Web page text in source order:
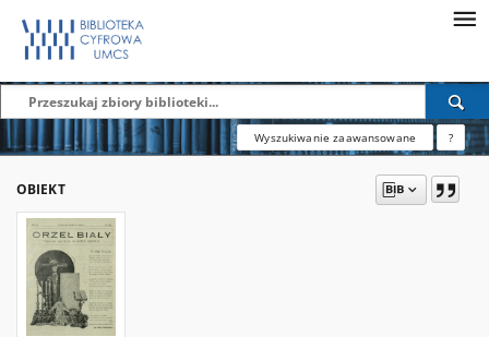
Wyszukiwanie zaawansowane ?
OBIEKT